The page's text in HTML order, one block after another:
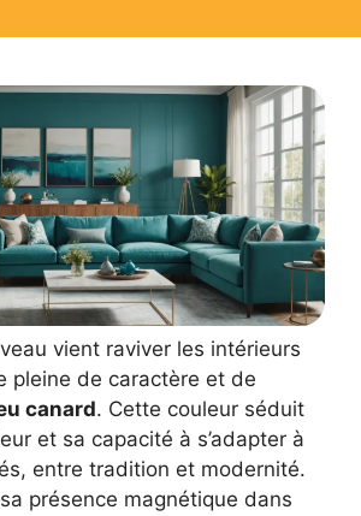
vient raviver les intérieurs
pleine de caractère et de
canard. Cette couleur séduit
et sa capacité à s’adapter à
entre tradition et modernité.
présence magnétique dans